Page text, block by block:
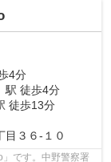
4分
駅 徒歩4分
徒歩13分
目３６-１０
です。中野警察署